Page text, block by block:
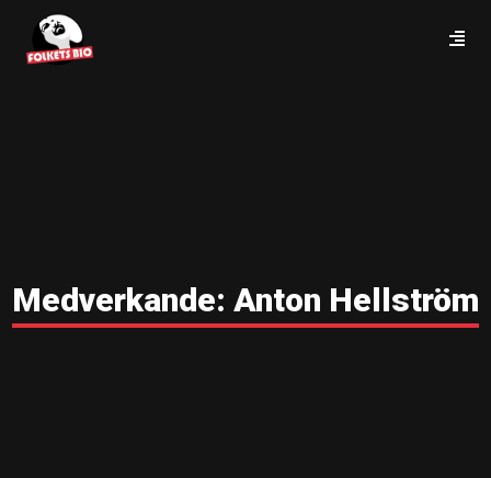
Medverkande: Anton Hellström